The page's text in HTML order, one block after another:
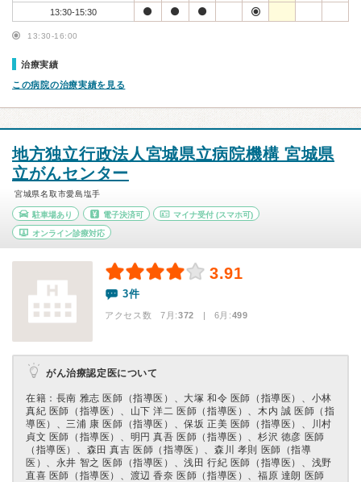
13:30-15:30
13:30-16:00
治療実績
この病院の治療実績を見る
地方独立行政法人宮城県立病院機構 宮城県
立がんセンター
宮城県名取市愛島塩手
駐車場あり 電子決済可 マイナ受付 (スマホ可)
オンライン診療対応
3.91
3件
アクセス数 7月:372 | 6月:499
がん治療認定医について
在籍：⻑南 雅志 医師（指導医）、⼤塚 和令 医師（指導医）、⼩林
真紀 医師（指導医）、⼭下 洋⼆ 医師（指導医）、木内 誠 医師（指
導医）、三浦 康 医師（指導医）、保坂 正美 医師（指導医）、川村
貞⽂ 医師（指導医）、明円 真吾 医師（指導医）、杉沢 徳彦 医師
（指導医）、森⽥ 真吉 医師（指導医）、森川 孝則 医師（指導
医）、永井 智之 医師（指導医）、浅⽥ ⾏紀 医師（指導医）、浅野
直喜 医師（指導医）、渡辺 ⾹奈 医師（指導医）、福原 達朗 医師